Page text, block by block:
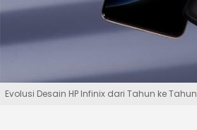
Evolusi Desain HP Infinix dari Tahun ke Tahun